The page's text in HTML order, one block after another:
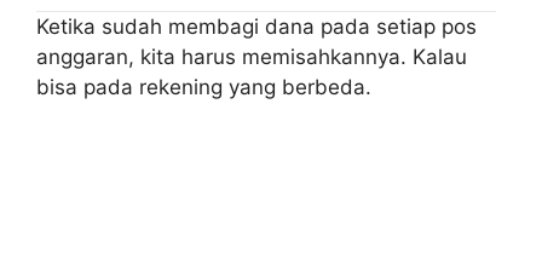
Ketika sudah membagi dana pada setiap pos
anggaran, kita harus memisahkannya. Kalau
bisa pada rekening yang berbeda.